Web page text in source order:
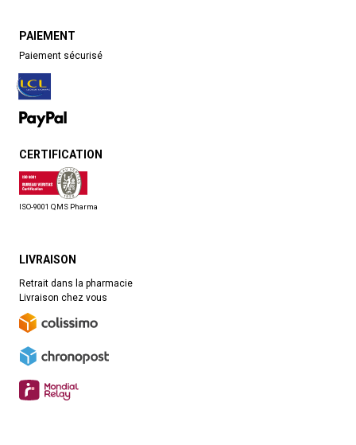
PAIEMENT
Paiement sécurisé
CERTIFICATION
ISO-9001 QMS Pharma
LIVRAISON
Retrait dans la pharmacie
Livraison chez vous